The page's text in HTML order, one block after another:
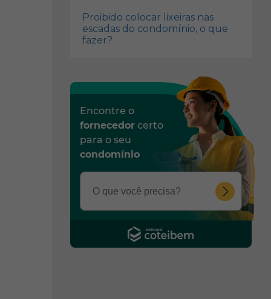
Proibido colocar lixeiras nas
escadas do condomínio, o que
fazer?
Encontre o
fornecedor certo
para o seu
condomínio